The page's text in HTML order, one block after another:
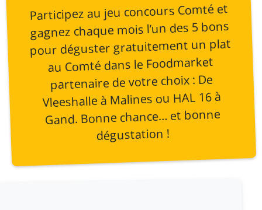
Participez au jeu concours Comté et
gagnez chaque mois l’un des 5 bons
pour déguster gratuitement un plat
au Comté dans le Foodmarket
partenaire de votre choix : De
Vleeshalle à Malines ou HAL 16 à
Gand. Bonne chance… et bonne
dégustation !